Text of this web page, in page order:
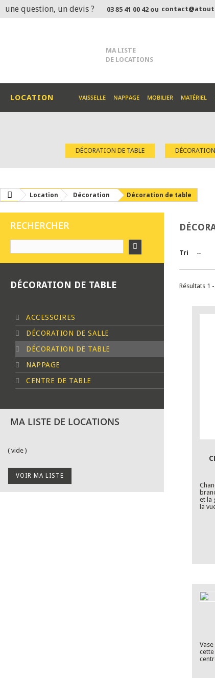
une question, un devis ? 03 85 41 00 42 ou
MA LISTE
DE LOCATIONS
LOCATION VAISSELLE NAPPAGE MOBILIER MATÉRIEL
DÉCORATION DE TABLE
Location Décoration Décoration de table
RECHERCHER
DÉCORATION DE TABLE
ACCESSOIRES
DÉCORATION DE SALLE
DÉCORATION DE TABLE
NAPPAGE
CENTRE DE TABLE
MA LISTE DE LOCATIONS
( vide )
VOIR MA LISTE
Tri --
Résultats 1
et la
la